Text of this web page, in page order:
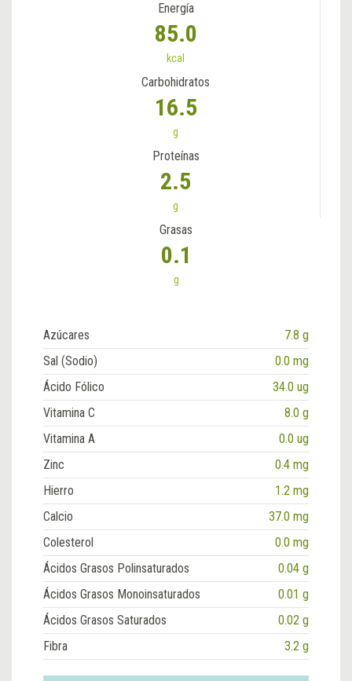
Energía
85.0
kcal
Carbohidratos
16.5
g
Proteínas
2.5
g
Grasas
0.1
g
Azúcares
7.8 g
Sal (Sodio)
0.0 mg
Ácido Fólico
34.0 ug
Vitamina C
8.0 g
Vitamina A
0.0 ug
Zinc
0.4 mg
Hierro
1.2 mg
Calcio
37.0 mg
Colesterol
0.0 mg
Ácidos Grasos Polinsaturados
0.04 g
Ácidos Grasos Monoinsaturados
0.01 g
Ácidos Grasos Saturados
0.02 g
Fibra
3.2 g